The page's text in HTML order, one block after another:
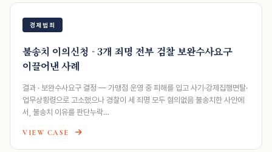
경제범죄
불송치 이의신청 - 3개 죄명 전부 검찰 보완수사요구
이끌어낸 사례
결과 · 보완수사요구 결정 — 가맹점 운영 중 피해를 입고 사기·강제집행면탈·
업무상횡령으로 고소했으나 경찰이 세 죄명 모두 혐의없음 불송치한 사안에
서, 불송치 이유를 판단누락…
VIEW CASE